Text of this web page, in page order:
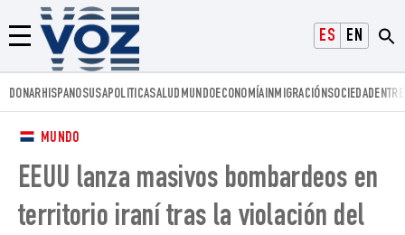
ESPAÑOLENGLISH
Menú
Voz.us
DONARHISPANOSUSAPOLITICASALUD MUNDOECONOMÍAINMIGRACIÓNSOCIEDAD
MUNDO
EEUU lanza masivos bombardeos en
territorio iraní tras la violación del